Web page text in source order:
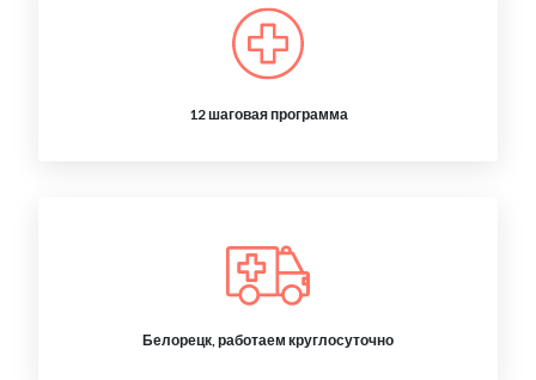
12 шаговая программа
Белорецк, работаем круглосуточно